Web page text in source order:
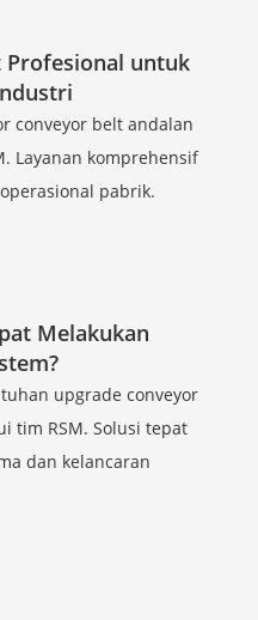
Profesional untuk
conveyor belt andalan
Layanan komprehensif
pabrik.
Melakukan
upgrade conveyor
tim RSM. Solusi tepat
dan kelancaran